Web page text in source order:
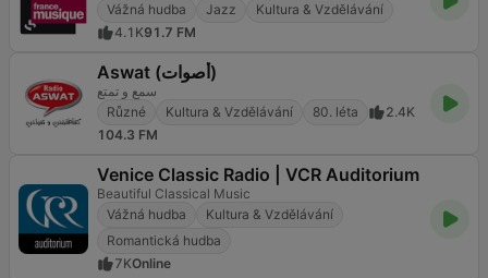
Vážná hudba
Jazz
Kultura & Vzdělávání
4.1K91.7 FM
Aswat (أصوات)
سمع و تمتع
Různé
Kultura & Vzdělávání 80. léta
2.4K
104.3 FM
Venice Classic Radio | VCR Auditorium
Beautiful Classical Music
Vážná hudba
Kultura & Vzdělávání
Romantická hudba
7KOnline